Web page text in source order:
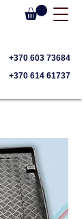
+370 603 73684
+370 614 61737